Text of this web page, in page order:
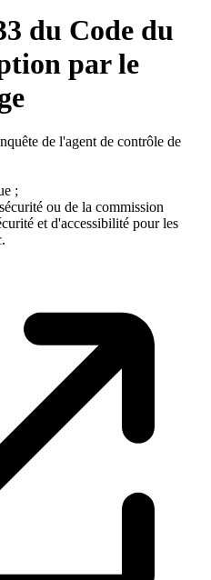
du Code du
par le
de l'agent de contrôle de
;
ou de la commission
et d'accessibilité pour les